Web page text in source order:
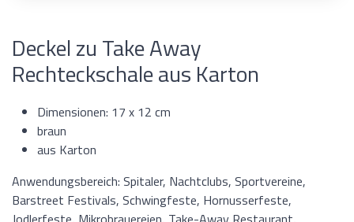
Deckel zu Take Away
Rechteckschale aus Karton
Dimensionen: 17 x 12 cm
braun
aus Karton
Anwendungsbereich: Spitaler, Nachtclubs, Sportvereine,
Barstreet Festivals, Schwingfeste, Hornusserfeste,